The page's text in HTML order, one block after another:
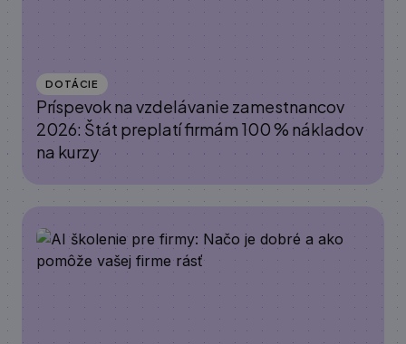
DOTÁCIE
Príspevok na vzdelávanie zamestnancov
2026: Štát preplatí firmám 100 % nákladov
na kurzy